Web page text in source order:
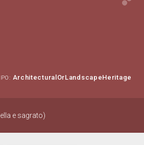
ArchitecturalOrLandscapeHeritage
e sagrato)